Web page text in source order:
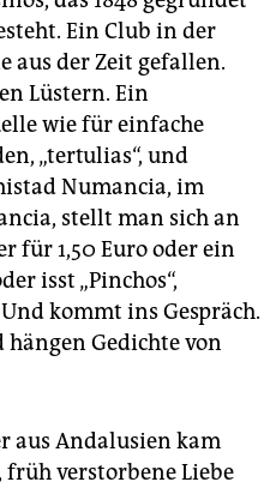
Ein Club in der
aus der Zeit gefallen.
Lüstern. Ein
wie für einfache
„tertulias“, und
Numancia, im
stellt man sich an
für 1,50 Euro oder ein
isst „Pinchos“,
kommt ins Gespräch.
Gedichte von
aus Andalusien kam
verstorbene Liebe